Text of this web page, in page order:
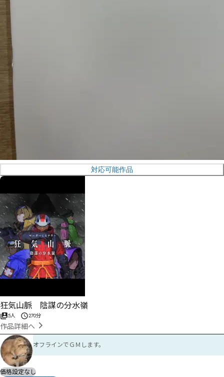
対応可能作品
狂気山脈 陰謀の分水嶺
5人 270分
作品詳細へ
オフラインでＧＭします。
価格設定なし